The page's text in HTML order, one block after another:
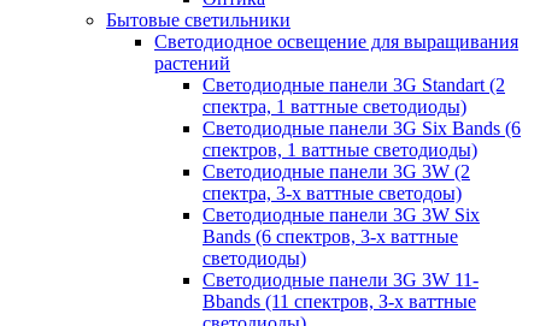
Бытовые светильники
Светодиодное освещение для выращивания
растений
Cветодиодные панели 3G Standart (2
спектра, 1 ваттные светодиоды)
Светодиодные панели 3G Six Bands (6
спектров, 1 ваттные светодиоды)
Светодиодные панели 3G 3W (2
спектра, 3-х ваттные светодоы)
Светодиодные панели 3G 3W Six
Bands (6 спектров, 3-х ваттные
светодиоды)
Светодиодные панели 3G 3W 11-
Bbands (11 спектров, З-х ваттные